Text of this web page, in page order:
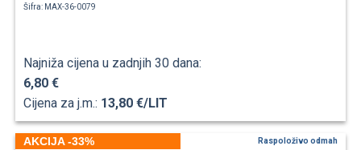
Šifra: MAX-36-0079
Najniža cijena u zadnjih 30 dana:
6,80 €
Cijena za j.m.: 13,80 €/LIT
AKCIJA -33% Raspoloživo odmah